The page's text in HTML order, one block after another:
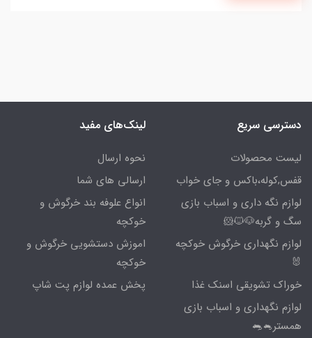
دسترسی سریع
لیست محصولات
قفس,کوله،باکس و جای خواب
لوازم نگه داری و اسباب بازی
سگ و گربه🐶🐱🐹
لوازم نگهداری خرگوش خوکچه
🐰
خوراک تشویقی اسنک غذا
لوازم نگهداری و اسباب بازی
همستر🐁🐀
لینک‌های مفید
نحوه ارسال
ارسالی های شما
انواع علوفه بند خرگوش و
خوکچه
اموزش دستشویی خرگوش و
خوکچه
پخش عمده لوازم پت شاپ